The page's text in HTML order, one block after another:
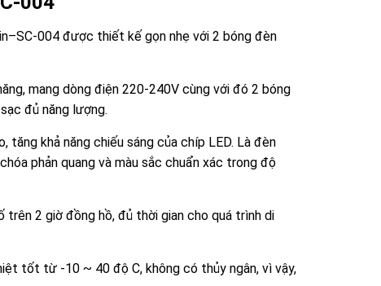
004 được thiết kế gọn nhẹ với 2 bóng đèn
mang dòng điện 220-240V cùng với đó 2 bóng
đủ năng lượng.
khả năng chiếu sáng của chíp LED. Là đèn
phản quang và màu sắc chuẩn xác trong độ
trên 2 giờ đồng hồ, đủ thời gian cho quá trình di
tốt từ -10 ~ 40 độ C, không có thủy ngân, vì vậy,